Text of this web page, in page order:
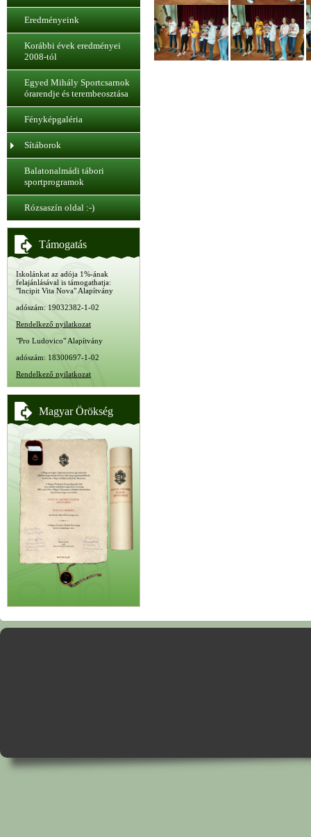
Eredményeink
Korábbi évek eredményei
2008-tól
Egyed Mihály Sportcsarnok
órarendje és terembeosztása
Fényképgaléria
Sítáborok
Balatonalmádi tábori
sportprogramok
Rózsaszín oldal :-)
Támogatás
Iskolánkat az adója 1%-ának
felajánlásával is támogathatja:
"Incipit Vita Nova" Alapítvány
adószám: 19032382-1-02
Rendelkező nyilatkozat
"Pro Ludovico" Alapítvány
adószám: 18300697-1-02
Rendelkező nyilatkozat
Magyar Örökség